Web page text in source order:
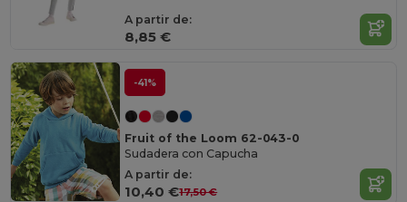
A partir de:
8,85 €
-41%
Fruit of the Loom 62-043-0
Sudadera con Capucha
A partir de:
10,40 €17,50 €